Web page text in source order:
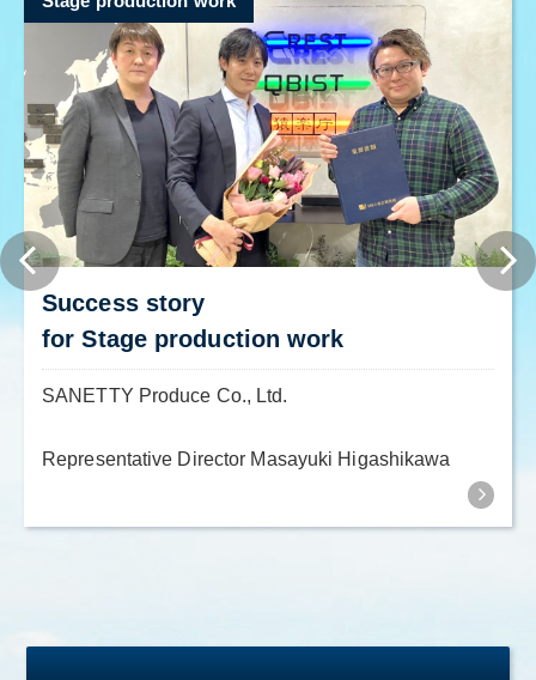
Success story
for Stage production work
SANETTY Produce Co., Ltd.
Representative Director Masayuki Higashikawa